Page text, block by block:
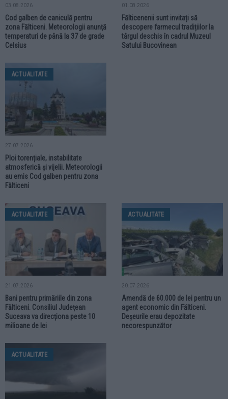
03.08.2026
Cod galben de caniculă pentru
zona Fălticeni. Meteorologii anunță
temperaturi de până la 37 de grade
Celsius
01.08.2026
Fălticenenii sunt invitați să
descopere farmecul tradițiilor la
târgul deschis în cadrul Muzeul
Satului Bucovinean
ACTUALITATE
27.07.2026
Ploi torențiale, instabilitate
atmosferică și vijelii. Meteorologii
au emis Cod galben pentru zona
Fălticeni
ACTUALITATE
21.07.2026
Bani pentru primăriile din zona
Fălticeni. Consiliul Județean
Suceava va direcționa peste 10
milioane de lei
ACTUALITATE
20.07.2026
Amendă de 60.000 de lei pentru un
agent economic din Fălticeni.
Deșeurile erau depozitate
necorespunzător
ACTUALITATE